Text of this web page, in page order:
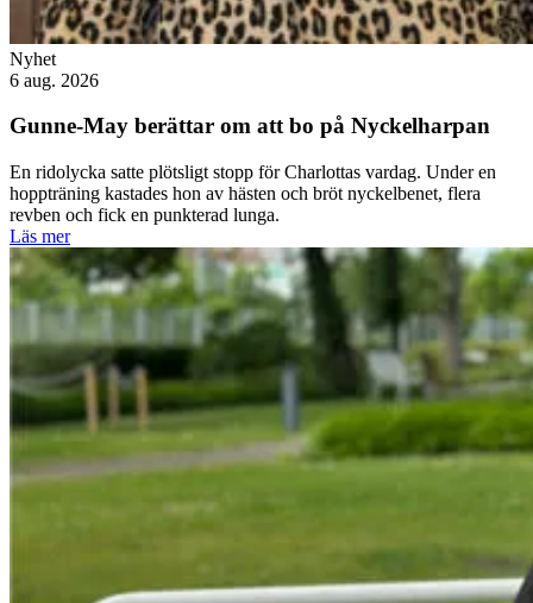
Nyhet
6 aug. 2026
Gunne-May berättar om att bo på Nyckelharpan
En ridolycka satte plötsligt stopp för Charlottas vardag. Under en
hoppträning kastades hon av hästen och bröt nyckelbenet, flera
revben och fick en punkterad lunga.
Läs mer